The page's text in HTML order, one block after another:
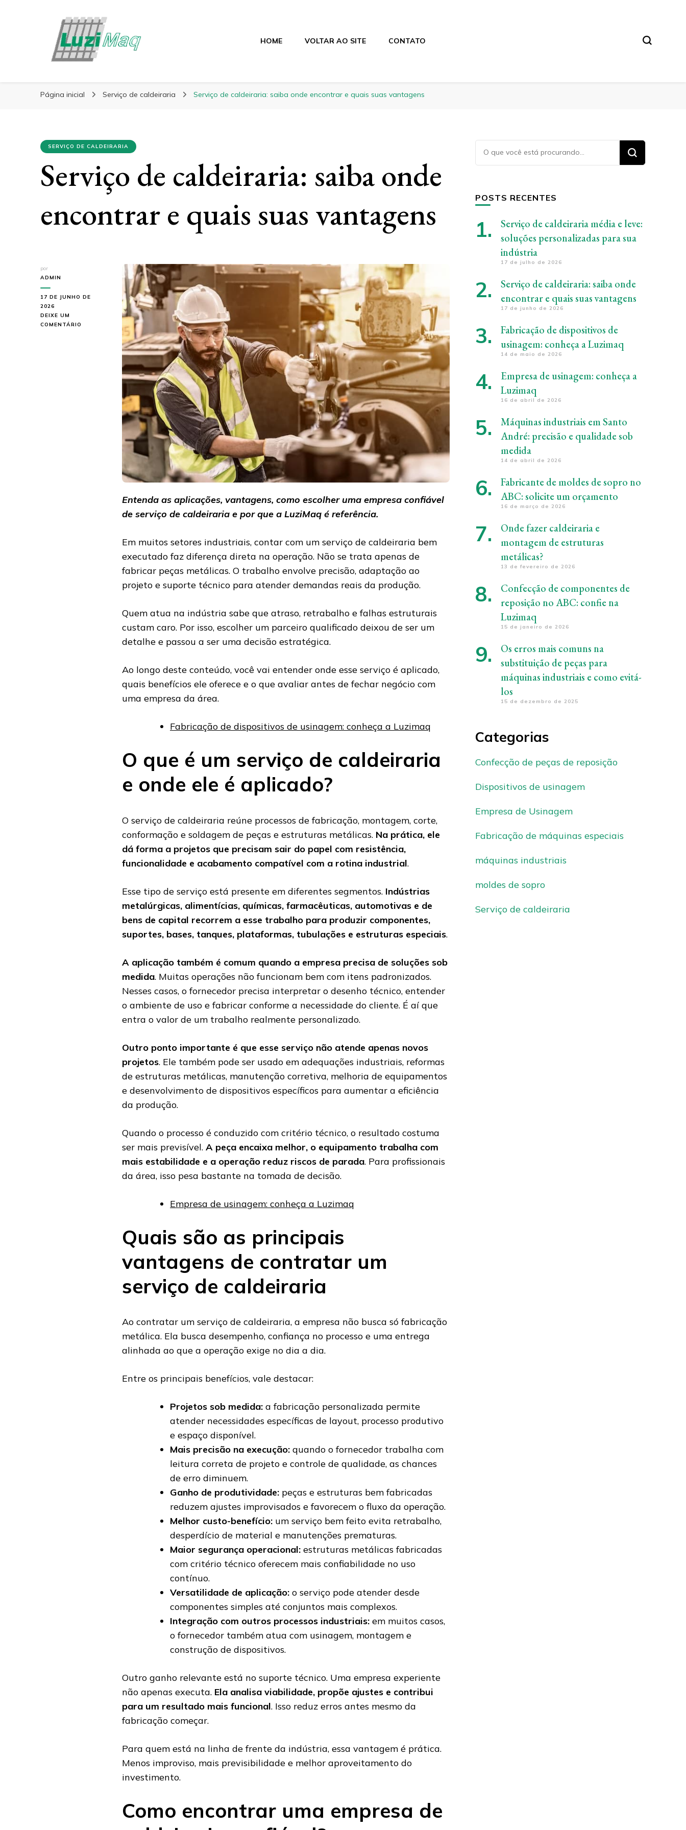
Blog Luzimaq
HOME VOLTAR AO SITE CONTATO
Página inicial Serviço de caldeiraria Serviço de caldeiraria: saiba onde encontrar e quais suas vantagens
SERVIÇO DE CALDEIRARIA
Serviço de caldeiraria: saiba onde
encontrar e quais suas vantagens
por
ADMIN
17 DE JUNHO DE
2026
DEIXE UM
COMENTÁRIO
CALDEIRARIA:
Entenda as aplicações, vantagens, como escolher uma empresa confiável
de serviço de caldeiraria e por que a LuziMaq é referência.
Em muitos setores industriais, contar com um serviço de caldeiraria bem
executado faz diferença direta na operação. Não se trata apenas de
fabricar peças metálicas. O trabalho envolve precisão, adaptação ao
projeto e suporte técnico para atender demandas reais da produção.
Quem atua na indústria sabe que atraso, retrabalho e falhas estruturais
custam caro. Por isso, escolher um parceiro qualificado deixou de ser um
detalhe e passou a ser uma decisão estratégica.
Ao longo deste conteúdo, você vai entender onde esse serviço é aplicado,
quais benefícios ele oferece e o que avaliar antes de fechar negócio com
uma empresa da área.
Fabricação de dispositivos de usinagem: conheça a Luzimaq
O que é um serviço de caldeiraria
e onde ele é aplicado?
O serviço de caldeiraria reúne processos de fabricação, montagem, corte,
conformação e soldagem de peças e estruturas metálicas. Na prática, ele
dá forma a projetos que precisam sair do papel com resistência,
funcionalidade e acabamento compatível com a rotina industrial.
Esse tipo de serviço está presente em diferentes segmentos. Indústrias
metalúrgicas, alimentícias, químicas, farmacêuticas, automotivas e de
bens de capital recorrem a esse trabalho para produzir componentes,
suportes, bases, tanques, plataformas, tubulações e estruturas especiais.
A aplicação também é comum quando a empresa precisa de soluções sob
medida. Muitas operações não funcionam bem com itens padronizados.
Nesses casos, o fornecedor precisa interpretar o desenho técnico, entender
o ambiente de uso e fabricar conforme a necessidade do cliente. É aí que
entra o valor de um trabalho realmente personalizado.
Outro ponto importante é que esse serviço não atende apenas novos
projetos. Ele também pode ser usado em adequações industriais, reformas
de estruturas metálicas, manutenção corretiva, melhoria de equipamentos
e desenvolvimento de dispositivos específicos para aumentar a eficiência
da produção.
Quando o processo é conduzido com critério técnico, o resultado costuma
ser mais previsível. A peça encaixa melhor, o equipamento trabalha com
mais estabilidade e a operação reduz riscos de parada. Para profissionais
da área, isso pesa bastante na tomada de decisão.
Empresa de usinagem: conheça a Luzimaq
Quais são as principais
vantagens de contratar um
serviço de caldeiraria
Ao contratar um serviço de caldeiraria, a empresa não busca só fabricação
metálica. Ela busca desempenho, confiança no processo e uma entrega
alinhada ao que a operação exige no dia a dia.
Entre os principais benefícios, vale destacar:
Projetos sob medida: a fabricação personalizada permite
atender necessidades específicas de layout, processo produtivo
e espaço disponível.
Mais precisão na execução: quando o fornecedor trabalha com
leitura correta de projeto e controle de qualidade, as chances
de erro diminuem.
Ganho de produtividade: peças e estruturas bem fabricadas
reduzem ajustes improvisados e favorecem o fluxo da operação.
Melhor custo-benefício: um serviço bem feito evita retrabalho,
desperdício de material e manutenções prematuras.
Maior segurança operacional: estruturas metálicas fabricadas
com critério técnico oferecem mais confiabilidade no uso
contínuo.
Versatilidade de aplicação: o serviço pode atender desde
componentes simples até conjuntos mais complexos.
Integração com outros processos industriais: em muitos casos,
o fornecedor também atua com usinagem, montagem e
construção de dispositivos.
Outro ganho relevante está no suporte técnico. Uma empresa experiente
não apenas executa. Ela analisa viabilidade, propõe ajustes e contribui
para um resultado mais funcional. Isso reduz erros antes mesmo da
fabricação começar.
Para quem está na linha de frente da indústria, essa vantagem é prática.
Menos improviso, mais previsibilidade e melhor aproveitamento do
investimento.
Como encontrar uma empresa de
Procurando
algo?
POSTS RECENTES
Serviço de caldeiraria média e leve:
soluções personalizadas para sua
indústria
17 de julho de 2026
Serviço de caldeiraria: saiba onde
encontrar e quais suas vantagens
17 de junho de 2026
Fabricação de dispositivos de
usinagem: conheça a Luzimaq
14 de maio de 2026
Empresa de usinagem: conheça a
Luzimaq
16 de abril de 2026
Máquinas industriais em Santo
André: precisão e qualidade sob
medida
14 de abril de 2026
Fabricante de moldes de sopro no
ABC: solicite um orçamento
16 de março de 2026
Onde fazer caldeiraria e
montagem de estruturas
metálicas?
13 de fevereiro de 2026
Confecção de componentes de
reposição no ABC: confie na
Luzimaq
15 de janeiro de 2026
Os erros mais comuns na
substituição de peças para
máquinas industriais e como evitá-
los
15 de dezembro de 2025
Categorias
Confecção de peças de reposição
Dispositivos de usinagem
Empresa de Usinagem
Fabricação de máquinas especiais
máquinas industriais
moldes de sopro
Serviço de caldeiraria